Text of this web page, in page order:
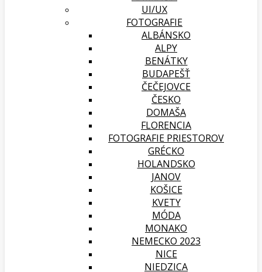
UI/UX
FOTOGRAFIE
ALBÁNSKO
ALPY
BENÁTKY
BUDAPEŠŤ
ČEČEJOVCE
ČESKO
DOMAŠA
FLORENCIA
FOTOGRAFIE PRIESTOROV
GRÉCKO
HOLANDSKO
JANOV
KOŠICE
KVETY
MÓDA
MONAKO
NEMECKO 2023
NICE
NIEDZICA